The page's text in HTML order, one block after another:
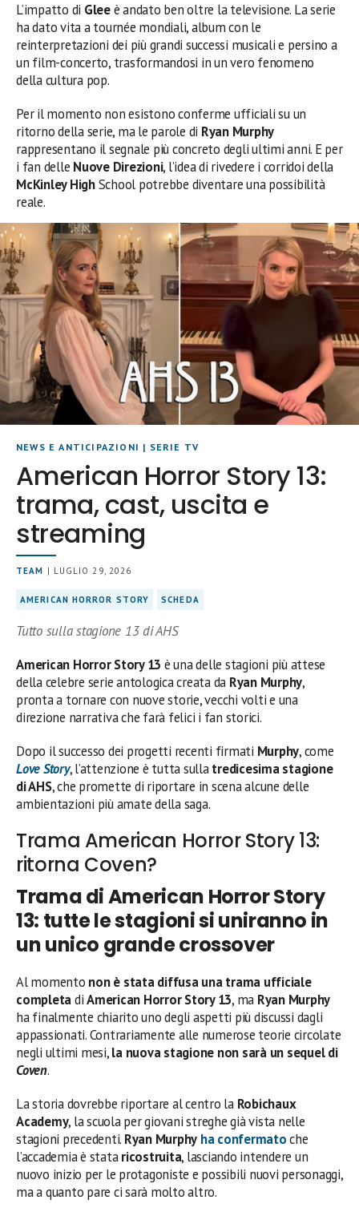
L’impatto di Gleeè andato ben oltre la televisione. La serie
ha dato vita a tournée mondiali, album con le
reinterpretazioni dei più grandi successi musicali e persino a
un film-concerto, trasformandosi in un vero fenomeno
della cultura pop.
Per il momento non esistono conferme ufficiali su un
ritorno della serie, ma le parole di Ryan Murphy
rappresentano il segnale più concreto degli ultimi anni. E per
i fan delle Nuove Direzioni, l’idea di rivedere i corridoi della
McKinley HighSchool potrebbe diventare una possibilità
reale.
NEWS E ANTICIPAZIONI | SERIE TV
American Horror Story 13:
trama, cast, uscita e
streaming
TEAM | LUGLIO 29, 2026
AMERICAN HORROR STORY SCHEDA
Tutto sulla stagione 13 di AHS
American Horror Story 13 è una delle stagioni più attese
della celebre serie antologica creata da Ryan Murphy,
pronta a tornare con nuove storie, vecchi volti e una
direzione narrativa che farà felici i fan storici.
Dopo il successo dei progetti recenti firmati Murphy, come
Love Story, l’attenzione è tutta sullatredicesima stagione
di AHS, che promette di riportare in scena alcune delle
ambientazioni più amate della saga.
Trama American Horror Story 13:
ritorna Coven?
Trama di American Horror Story
13: tutte le stagioni si uniranno in
un unico grande crossover
Al momento non è stata diffusa una trama ufficiale
completadiAmerican Horror Story 13, ma Ryan Murphy
ha finalmente chiarito uno degli aspetti più discussi dagli
appassionati. Contrariamente alle numerose teorie circolate
negli ultimi mesi,la nuova stagione non sarà un sequel di
Coven.
La storia dovrebbe riportare al centro la Robichaux
Academy, la scuola per giovani streghe già vista nelle
stagioni precedenti. Ryan Murphy ha confermatoche
l’accademia è stataricostruita, lasciando intendere un
nuovo inizio per le protagoniste e possibili nuovi personaggi,
ma a quanto pare ci sarà molto altro.